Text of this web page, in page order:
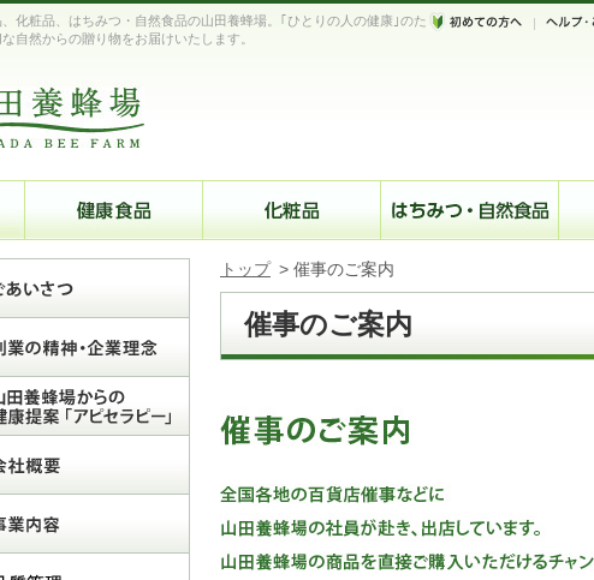
化粧品、はちみつ・自然食品の山田養蜂場。｢ひとりの人の健康｣のた
自然からの贈り物をお届けいたします。
トップ > 催事のご案内
催事のご案内